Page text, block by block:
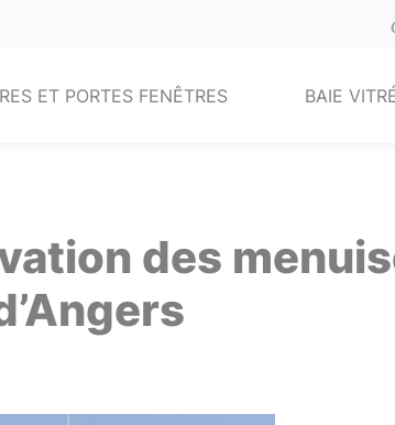
ET PORTES FENÊTRES
PVC
Pare-flammes
BAIE
des